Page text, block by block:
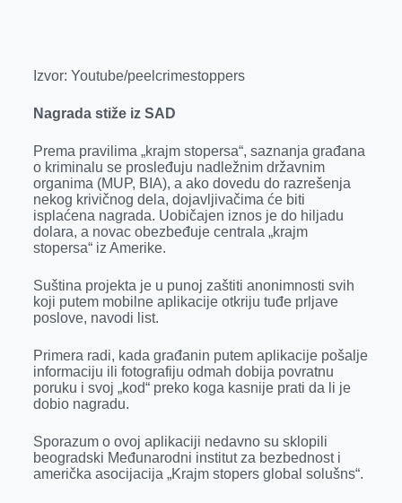
Izvor: Youtube/peelcrimestoppers
Nagrada stiže iz SAD
Prema pravilima „krajm stopersa“, saznanja građana
o kriminalu se prosleđuju nadležnim državnim
organima (MUP, BIA), a ako dovedu do razrešenja
nekog krivičnog dela, dojavljivačima će biti
isplaćena nagrada. Uobičajen iznos je do hiljadu
dolara, a novac obezbeđuje centrala „krajm
stopersa“ iz Amerike.
Suština projekta je u punoj zaštiti anonimnosti svih
koji putem mobilne aplikacije otkriju tuđe prljave
poslove, navodi list.
Primera radi, kada građanin putem aplikacije pošalje
informaciju ili fotografiju odmah dobija povratnu
poruku i svoj „kod“ preko koga kasnije prati da li je
dobio nagradu.
Sporazum o ovoj aplikaciji nedavno su sklopili
beogradski Međunarodni institut za bezbednost i
američka asocijacija „Krajm stopers global solušns“.